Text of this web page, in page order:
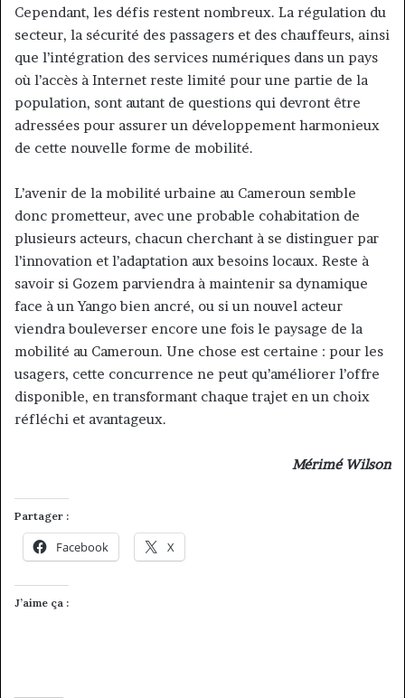
Cependant, les défis restent nombreux. La régulation du
secteur, la sécurité des passagers et des chauffeurs, ainsi
que l’intégration des services numériques dans un pays
où l’accès à Internet reste limité pour une partie de la
population, sont autant de questions qui devront être
adressées pour assurer un développement harmonieux
de cette nouvelle forme de mobilité.
L’avenir de la mobilité urbaine au Cameroun semble
donc prometteur, avec une probable cohabitation de
plusieurs acteurs, chacun cherchant à se distinguer par
l’innovation et l’adaptation aux besoins locaux. Reste à
savoir si Gozem parviendra à maintenir sa dynamique
face à un Yango bien ancré, ou si un nouvel acteur
viendra bouleverser encore une fois le paysage de la
mobilité au Cameroun. Une chose est certaine : pour les
usagers, cette concurrence ne peut qu’améliorer l’offre
disponible, en transformant chaque trajet en un choix
réfléchi et avantageux.
Mérimé Wilson
Partager :
Facebook X
J’aime ça :